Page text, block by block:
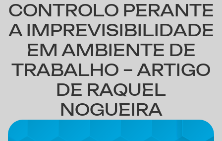
CONTROLO PERANTE
A IMPREVISIBILIDADE
EM AMBIENTE DE
TRABALHO – ARTIGO
DE RAQUEL
NOGUEIRA